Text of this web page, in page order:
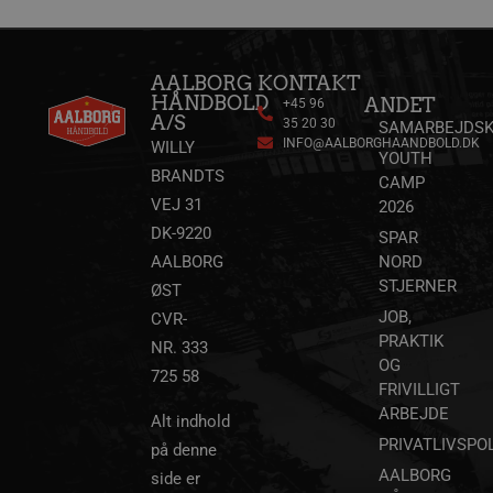
AALBORG
HÅNDBOLD
A/S
WILLY
BRANDTS
VEJ 31
DK-9220
AALBORG
ØST
CVR-
NR. 333
725 58
Alt indhold
på denne
side er
KONTAKT
+45 96
35 20 30
INFO@AALBORGHAANDBOLD.DK
ANDET
YOUTH
CAMP
2026
SPAR
NORD
STJERNER
JOB,
PRAKTIK
OG
FRIVILLIGT
ARBEJDE
AALBORG
lf-cmp-189350 aalborghaandbold.dk
Udløbsdato
Beskrivelse
Udbyder / Domæne
Udløbsdato
popupshow
Session